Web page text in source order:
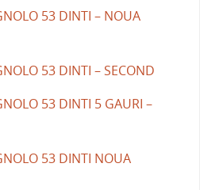
53 DINTI – NOUA
53 DINTI – SECOND
53 DINTI 5 GAURI –
53 DINTI NOUA